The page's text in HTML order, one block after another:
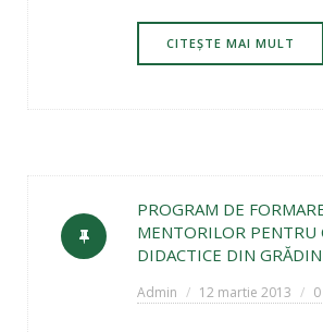
CITEȘTE MAI MULT
PROGRAM DE
MENTORILOR PENTRU
DIDACTICE DIN
Admin 12 martie 2013